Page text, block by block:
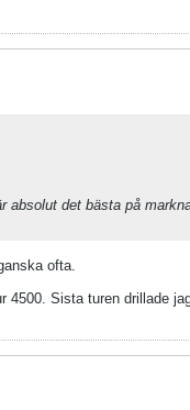
det bästa på
ofta.
Sista turen drillade